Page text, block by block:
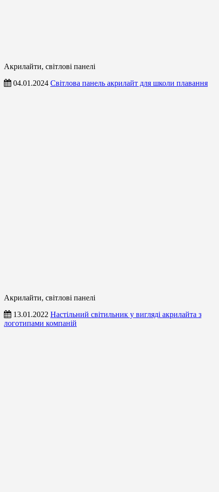
Акрилайти, світлові панелі
04.01.2024 Світлова панель акрилайт для школи плавання
Акрилайти, світлові панелі
13.01.2022 Настільний світильник у вигляді акрилайта з
логотипами компаній